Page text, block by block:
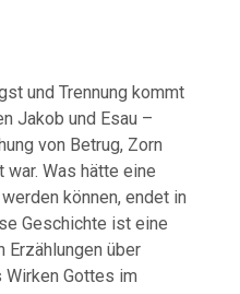
undTrennungkommt
Jakobund Esau –
von Betrug, Zorn
war.Washätteeine
werdenkönnen,endet in
Geschichte isteine
Erzählungenüber
WirkenGottes im